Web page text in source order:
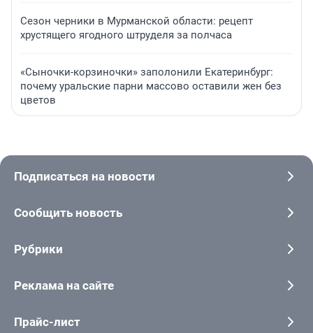
Сезон черники в Мурманской области: рецепт
хрустящего ягодного штруделя за полчаса
«Сыночки-корзиночки» заполонили Екатеринбург:
почему уральские парни массово оставили жен без
цветов
Подписаться на новости
Сообщить новость
Рубрики
Реклама на сайте
Прайс-лист